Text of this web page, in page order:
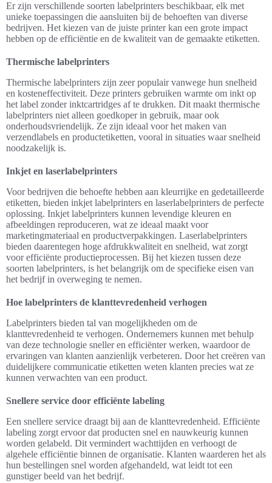
Er zijn verschillende soorten labelprinters beschikbaar, elk met
unieke toepassingen die aansluiten bij de behoeften van diverse
bedrijven. Het kiezen van de juiste printer kan een grote impact
hebben op de efficiëntie en de kwaliteit van de gemaakte etiketten.
Thermische labelprinters
Thermische labelprinters zijn zeer populair vanwege hun snelheid
en kosteneffectiviteit. Deze printers gebruiken warmte om inkt op
het label zonder inktcartridges af te drukken. Dit maakt thermische
labelprinters niet alleen goedkoper in gebruik, maar ook
onderhoudsvriendelijk. Ze zijn ideaal voor het maken van
verzendlabels en productetiketten, vooral in situaties waar snelheid
noodzakelijk is.
Inkjet en laserlabelprinters
Voor bedrijven die behoefte hebben aan kleurrijke en gedetailleerde
etiketten, bieden inkjet labelprinters en laserlabelprinters de perfecte
oplossing. Inkjet labelprinters kunnen levendige kleuren en
afbeeldingen reproduceren, wat ze ideaal maakt voor
marketingmateriaal en productverpakkingen. Laserlabelprinters
bieden daarentegen hoge afdrukkwaliteit en snelheid, wat zorgt
voor efficiënte productieprocessen. Bij het kiezen tussen deze
soorten labelprinters, is het belangrijk om de specifieke eisen van
het bedrijf in overweging te nemen.
Hoe labelprinters de klanttevredenheid verhogen
Labelprinters bieden tal van mogelijkheden om de
klanttevredenheid te verhogen. Ondernemers kunnen met behulp
van deze technologie sneller en efficiënter werken, waardoor de
ervaringen van klanten aanzienlijk verbeteren. Door het creëren van
duidelijkere communicatie etiketten weten klanten precies wat ze
kunnen verwachten van een product.
Snellere service door efficiënte labeling
Een snellere service draagt bij aan de klanttevredenheid. Efficiënte
labeling zorgt ervoor dat producten snel en nauwkeurig kunnen
worden gelabeld. Dit vermindert wachttijden en verhoogt de
algehele efficiëntie binnen de organisatie. Klanten waarderen het als
hun bestellingen snel worden afgehandeld, wat leidt tot een
gunstiger beeld van het bedrijf.